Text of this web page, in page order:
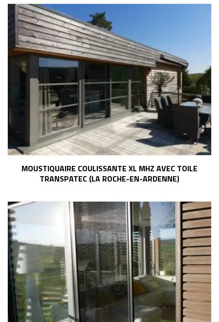
MOUSTIQUAIRE COULISSANTE XL MHZ AVEC TOILE
TRANSPATEC (LA ROCHE-EN-ARDENNE)